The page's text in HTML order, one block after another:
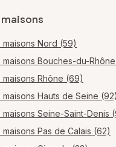
maisons
maisons Nord (59)
maisons Bouches-du-Rhône
maisons Rhône (69)
maisons Hauts de Seine (92)
maisons Seine-Saint-Denis
maisons Pas de Calais (62)